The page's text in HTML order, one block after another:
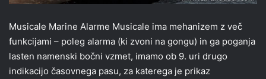
Musicale Marine Alarme Musicale ima mehanizem z več
funkcijami – poleg alarma (ki zvoni na gongu) in ga poganja
lasten namenski bočni vzmet, imamo ob 9. uri drugo
indikacijo časovnega pasu, za katerega je prikaz